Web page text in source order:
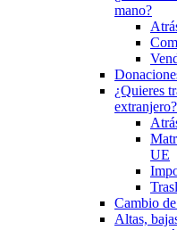
mano?
¿Quieres
extranjero?
UE
Cambio
Altas,